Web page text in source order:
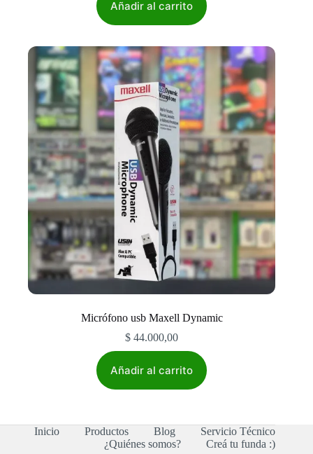
Añadir al carrito
Micrófono usb Maxell Dynamic
$ 44.000,00
Añadir al carrito
Inicio Productos Blog
Servicio Técnico
¿Quiénes somos?
Creá tu funda :)